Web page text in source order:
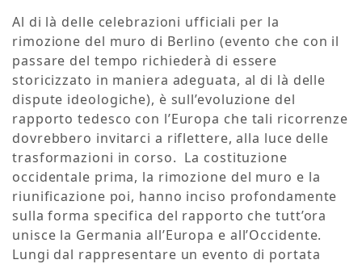
Al di là delle celebrazioni ufficiali per la
rimozione del muro di Berlino (evento che con il
passare del tempo richiederà di essere
storicizzato in maniera adeguata, al di là delle
dispute ideologiche), è sull’evoluzione del
rapporto tedesco con l’Europa che tali ricorrenze
dovrebbero invitarci a riflettere, alla luce delle
trasformazioni in corso. La costituzione
occidentale prima, la rimozione del muro e la
riunificazione poi, hanno inciso profondamente
sulla forma specifica del rapporto che tutt’ora
unisce la Germania all’Europa e all’Occidente.
Lungi dal rappresentare un evento di portata